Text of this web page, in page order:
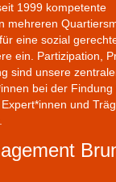
1999 kompetente
mehreren
eine sozial
ein. Partizipation,
sind unsere
bei der
und